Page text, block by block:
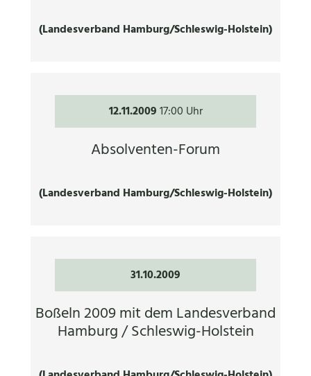
(Landesverband Hamburg/Schleswig-Holstein)
12.11.200917:00 Uhr
Absolventen-Forum
(Landesverband Hamburg/Schleswig-Holstein)
31.10.2009
Boßeln 2009 mit dem Landesverband
Hamburg / Schleswig-Holstein